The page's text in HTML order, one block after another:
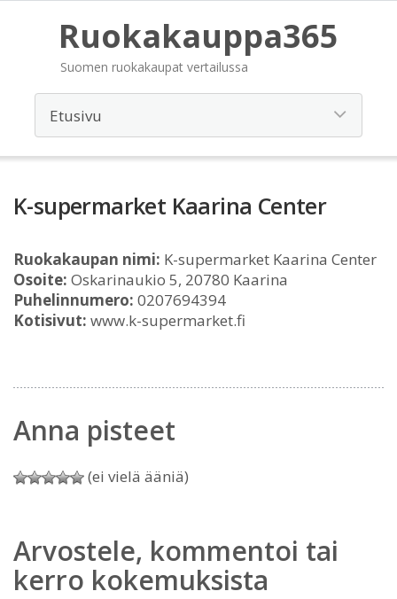
Ruokakauppa365
Suomen ruokakaupat vertailussa
K-supermarket Kaarina Center
Ruokakaupan nimi: K-supermarket Kaarina Center
Osoite: Oskarinaukio 5, 20780 Kaarina
Puhelinnumero: 0207694394
Kotisivut: www.k-supermarket.fi
Anna pisteet
(ei vielä ääniä)
Arvostele, kommentoi tai
kerro kokemuksista